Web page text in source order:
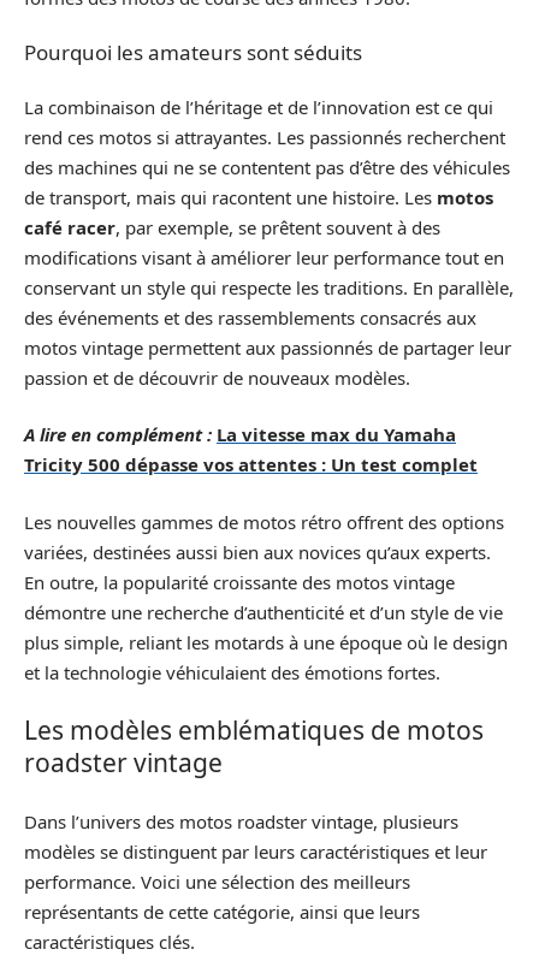
Pourquoi les amateurs sont séduits
La combinaison de l’héritage et de l’innovation est ce qui
rend ces motos si attrayantes. Les passionnés recherchent
des machines qui ne se contentent pas d’être des véhicules
de transport, mais qui racontent une histoire. Les motos
café racer, par exemple, se prêtent souvent à des
modifications visant à améliorer leur performance tout en
conservant un style qui respecte les traditions. En parallèle,
des événements et des rassemblements consacrés aux
motos vintage permettent aux passionnés de partager leur
passion et de découvrir de nouveaux modèles.
A lire en complément : La vitesse max du Yamaha
Tricity 500 dépasse vos attentes : Un test complet
Les nouvelles gammes de motos rétro offrent des options
variées, destinées aussi bien aux novices qu’aux experts.
En outre, la popularité croissante des motos vintage
démontre une recherche d’authenticité et d’un style de vie
plus simple, reliant les motards à une époque où le design
et la technologie véhiculaient des émotions fortes.
Les modèles emblématiques de motos
roadster vintage
Dans l’univers des motos roadster vintage, plusieurs
modèles se distinguent par leurs caractéristiques et leur
performance. Voici une sélection des meilleurs
représentants de cette catégorie, ainsi que leurs
caractéristiques clés.